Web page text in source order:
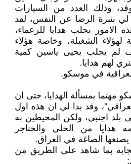
وذلك العدد من السيارات
لي بنبرة الرضا عن النفس، لقد
الامور بجلب هدايا للزعماء،
لهؤلاء الشغيلة، وخاصة هؤلاء
لم يجلب يحيى ياسين كمية
لهم هدايا.
في موسكو.
مهتما بمسألة الهدايا، حتى ان
وقد بدا لي ان هذه اول
بلد اجنبي، ولكن المحيطين به
هدايا من الحلي والخناجر
الصاغة في العراق.
بما شاهد على الطريق من